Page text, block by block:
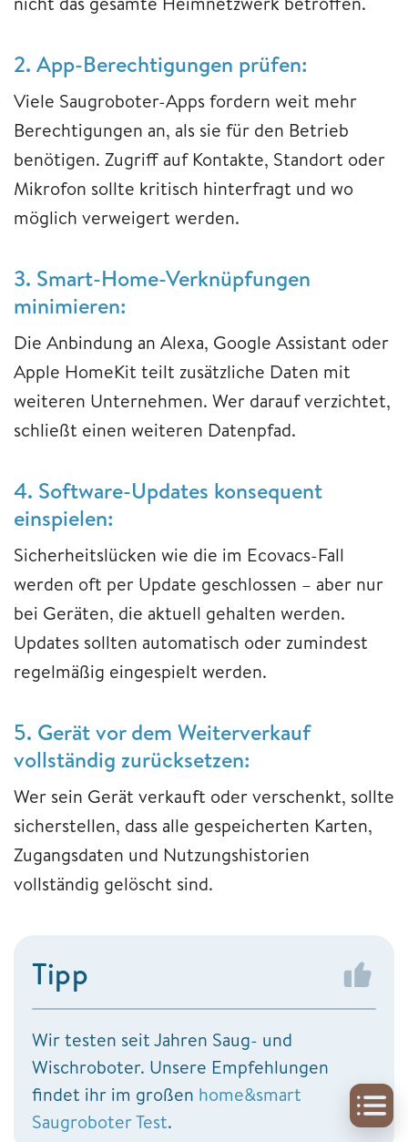
2. App-Berechtigungen prüfen:
Viele Saugroboter-Apps fordern weit mehr
Berechtigungen an, als sie für den Betrieb
benötigen. Zugriff auf Kontakte, Standort oder
Mikrofon sollte kritisch hinterfragt und wo
möglich verweigert werden.
3. Smart-Home-Verknüpfungen
minimieren:
Die Anbindung an Alexa, Google Assistant oder
Apple HomeKit teilt zusätzliche Daten mit
weiteren Unternehmen. Wer darauf verzichtet,
schließt einen weiteren Datenpfad.
4. Software-Updates konsequent
einspielen:
Sicherheitslücken wie die im Ecovacs-Fall
werden oft per Update geschlossen – aber nur
bei Geräten, die aktuell gehalten werden.
Updates sollten automatisch oder zumindest
regelmäßig eingespielt werden.
5. Gerät vor dem Weiterverkauf
vollständig zurücksetzen:
Wer sein Gerät verkauft oder verschenkt, sollte
sicherstellen, dass alle gespeicherten Karten,
Zugangsdaten und Nutzungshistorien
vollständig gelöscht sind.
Tipp
Wir testen seit Jahren Saug- und
Wischroboter. Unsere Empfehlungen
findet ihr im großen home&smart
Saugroboter Test.